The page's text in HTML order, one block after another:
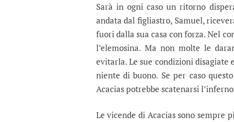
Sarà in ogni caso un ritorno
andata dal figliastro, Samuel,
fuori dalla sua casa con forza. Nel
l’elemosina. Ma non molte le
evitarla. Le sue condizioni disagiate
niente di buono. Se per caso
Acacias potrebbe scatenarsi
Le vicende di Acacias sono sempre